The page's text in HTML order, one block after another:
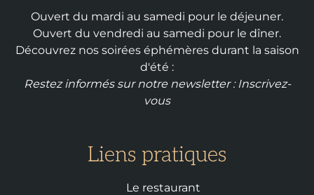
Ouvert du mardi au samedi pour le déjeuner.
Ouvert du vendredi au samedi pour le dîner.
Découvrez nos soirées éphémères durant la saison
d'été :
Restez informés sur notre newsletter : Inscrivez-
vous
Liens pratiques
Le restaurant